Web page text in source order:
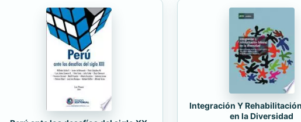
Integración Y
en la Diversidad